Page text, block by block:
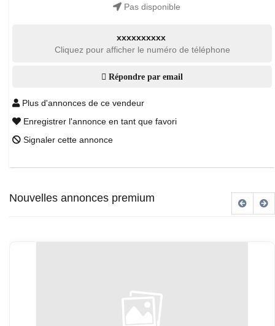
Pas disponible
xxxxxxxxxx
Cliquez pour afficher le numéro de téléphone
Répondre par email
Plus d'annonces de ce vendeur
Enregistrer l'annonce en tant que favori
Signaler cette annonce
Nouvelles annonces premium